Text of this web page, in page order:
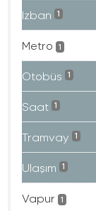
Izban 1
Metro 1
Otobüs 1
Saat 1
Tramvay 1
Ulaşım 1
Vapur 1